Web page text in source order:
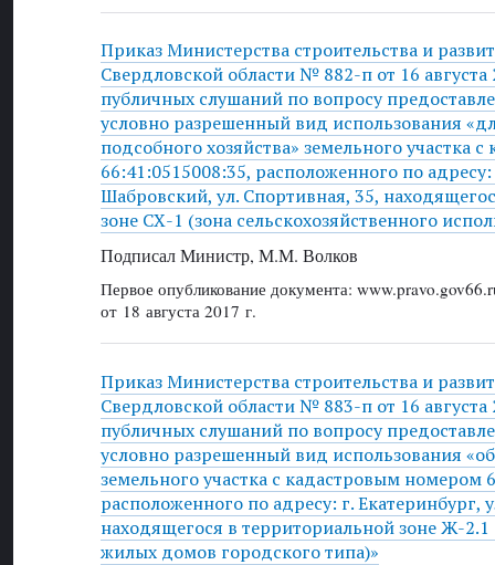
Приказ Министерства строительства и
Свердловской области № 882-п от 16 августа
публичных слушаний по вопросу
условно разрешенный вид использования
подсобного хозяйства» земельного участка
66:41:0515008:35, расположенного по адресу:
Шабровский, ул. Спортивная, 35,
зоне СХ-1 (зона сельскохозяйственного
Подписал Министр, М.М. Волков
Первое опубликование документа:
от 18 августа 2017 г.
Приказ Министерства строительства и
Свердловской области № 883-п от 16 августа
публичных слушаний по вопросу
условно разрешенный вид использования
земельного участка с кадастровым номером
расположенного по адресу: г. Екатеринбург,
находящегося в территориальной зоне Ж-
жилых домов городского типа)»